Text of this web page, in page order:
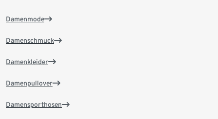
Damenmode
Damenschmuck
Damenkleider
Damenpullover
Damensporthosen